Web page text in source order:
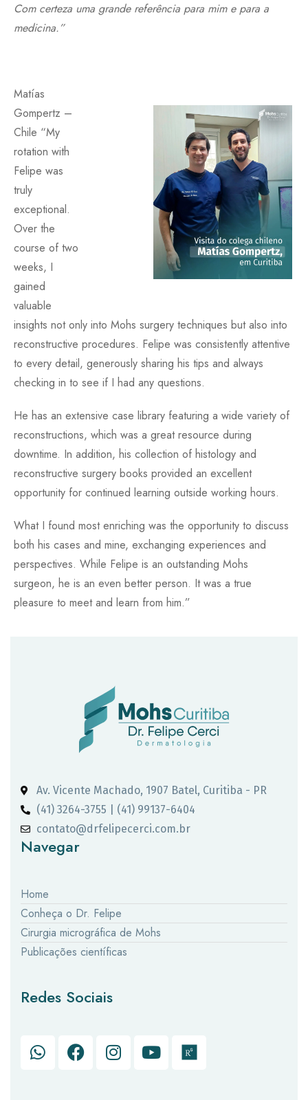
Com certeza uma grande referência para mim e para a
medicina.”
Matías
Gompertz –
Chile “My
rotation with
Felipe was
truly
exceptional.
Over the
course of two
weeks, I
gained
valuable
insights not only into Mohs surgery techniques but also into
reconstructive procedures. Felipe was consistently attentive
to every detail, generously sharing his tips and always
checking in to see if I had any questions.
He has an extensive case library featuring a wide variety of
reconstructions, which was a great resource during
downtime. In addition, his collection of histology and
reconstructive surgery books provided an excellent
opportunity for continued learning outside working hours.
What I found most enriching was the opportunity to discuss
both his cases and mine, exchanging experiences and
perspectives. While Felipe is an outstanding Mohs
surgeon, he is an even better person. It was a true
pleasure to meet and learn from him.”
Av. Vicente Machado, 1907 Batel, Curitiba - PR
(41) 3264-3755 | (41) 99137-6404
contato@drfelipecerci.com.br
Navegar
Home
Conheça o Dr. Felipe
Cirurgia micrográfica de Mohs
Publicações científicas
Redes Sociais